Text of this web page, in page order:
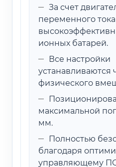
За счет
переменного
ионных батарей.
Все настройки
устанавливаются
физического
максимальной
мм.
Полностью
благодаря
управляющему